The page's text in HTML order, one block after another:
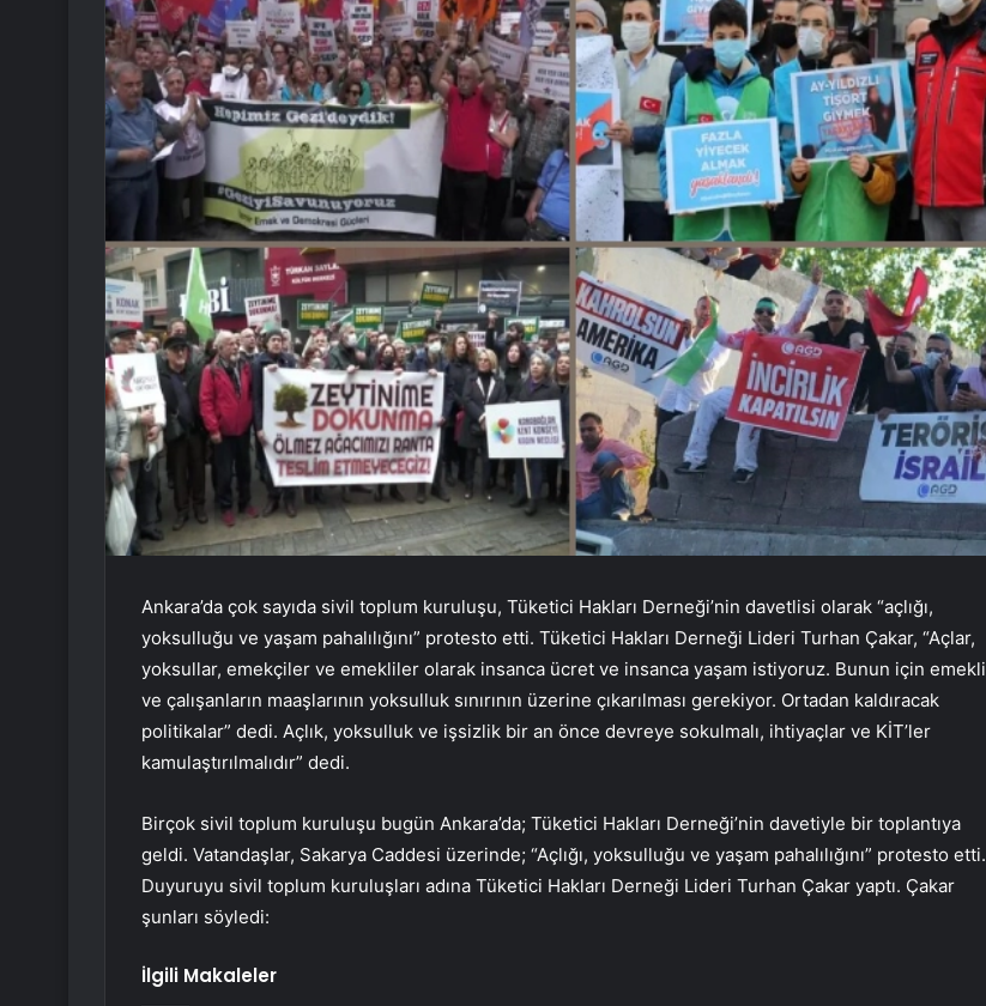
Ankara’da çok sayıda sivil toplum kuruluşu, Tüketici Hakları Derneği’nin davetlisi olarak “açlığı,
yoksulluğu ve yaşam pahalılığını” protesto etti. Tüketici Hakları Derneği Lideri Turhan Çakar, “Açlar,
yoksullar, emekçiler ve emekliler olarak insanca ücret ve insanca yaşam istiyoruz. Bunun için emekli
ve çalışanların maaşlarının yoksulluk sınırının üzerine çıkarılması gerekiyor. Ortadan kaldıracak
politikalar” dedi. Açlık, yoksulluk ve işsizlik bir an önce devreye sokulmalı, ihtiyaçlar ve KİT’ler
kamulaştırılmalıdır” dedi.
Birçok sivil toplum kuruluşu bugün Ankara’da; Tüketici Hakları Derneği’nin davetiyle bir toplantıya
geldi. Vatandaşlar, Sakarya Caddesi üzerinde; “Açlığı, yoksulluğu ve yaşam pahalılığını” protesto etti.
Duyuruyu sivil toplum kuruluşları adına Tüketici Hakları Derneği Lideri Turhan Çakar yaptı. Çakar
şunları söyledi:
İlgili Makaleler